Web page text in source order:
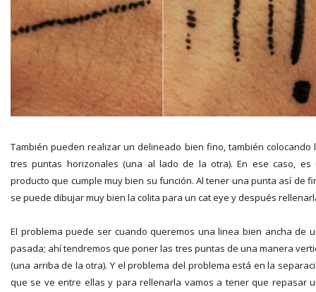
También pueden realizar un delineado bien fino, también colocando
tres puntas horizonales (una al lado de la otra). En ese caso, es
producto que cumple muy bien su función. Al tener una punta así de
se puede dibujar muy bien la colita para un cat eye y después
El problema puede ser cuando queremos una linea bien ancha de
pasada; ahí tendremos que poner las tres puntas de una manera
(una arriba de la otra). Y el problema del problema está en la
que se ve entre ellas y para rellenarla vamos a tener que repasar